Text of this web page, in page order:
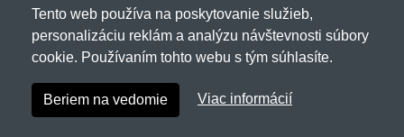
Novinky emailom
Copyright © 2007-2026 (19 rokov s vami)Netnakup.sk
NetIQ. Všetky práva vyhradené.
Tento web používa na poskytovanie služieb,
personalizáciu reklám a analýzu návštevnosti súbory
cookie. Používaním tohto webu s tým súhlasíte.
Beriem na vedomie Viac informácií